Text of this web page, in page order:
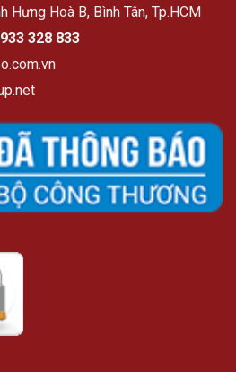
Hưng Hoà B, Bình Tân, Tp.HCM
328 833